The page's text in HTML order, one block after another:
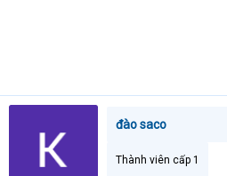
đào saco
Thành viên cấp 1